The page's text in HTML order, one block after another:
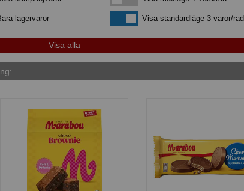
lagervaror Visa standardlägeVisa standardläge 3 varor/rad